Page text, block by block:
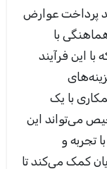
پرداخت عوارض
با
این فرآیند
با یک
می‌تواند این
تجربه و
کمک می‌کند تا